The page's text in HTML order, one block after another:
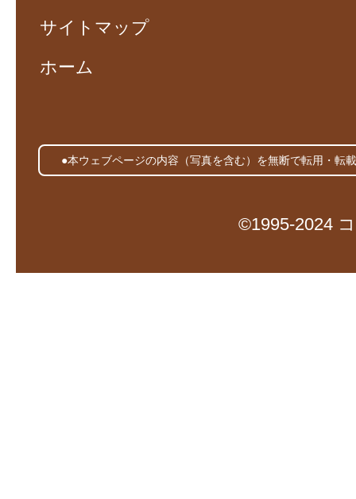
サイトマップ
ホーム
●本ウェブページの内容（写真を含む）を無断で転用・転
©1995-2024